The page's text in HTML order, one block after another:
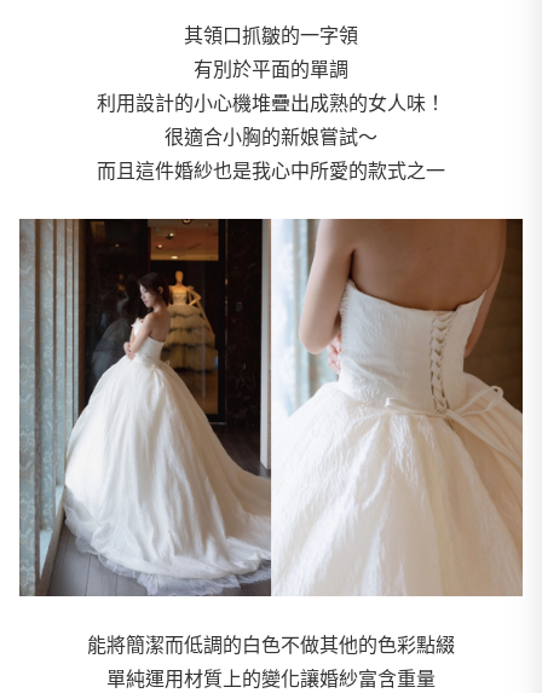
其領口抓皺的一字領
有別於平面的單調
利用設計的小心機堆疊出成熟的女人味！
很適合小胸的新娘嘗試～
而且這件婚紗也是我心中所愛的款式之一
能將簡潔而低調的白色不做其他的色彩點綴
單純運用材質上的變化讓婚紗富含重量